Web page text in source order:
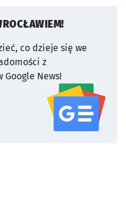
co dzieje się we
z
Google News!
serwisu